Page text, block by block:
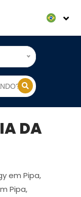
DA
em Pipa,
Pipa,